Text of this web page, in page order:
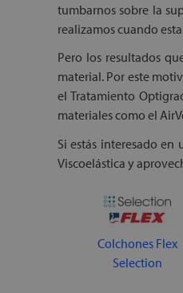
tumbarnos sobre la
realizamos cuando
Pero los resultados
material. Por este
el Tratamiento
materiales como el
Si estás interesado
Viscoelástica y
Colchones Flex
Selection